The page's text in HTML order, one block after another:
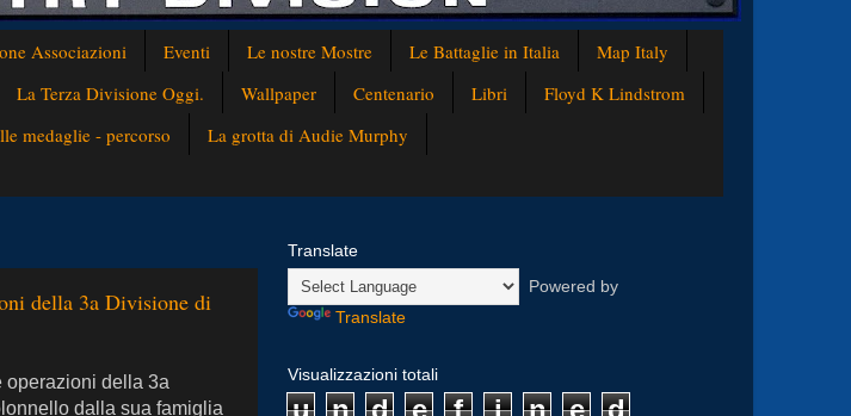
Associazioni Eventi Le nostre Mostre Le Battaglie in Italia
Map Italy
La Terza Divisione Oggi. Wallpaper Centenario Libri
Floyd K Lindstrom
medaglie - percorso
La grotta di Audie Murphy
della 3a Divisione di
operazioni della 3a
dalla sua famiglia
Translate
Powered by
Translate
Visualizzazioni totali
u n d e f i n e d